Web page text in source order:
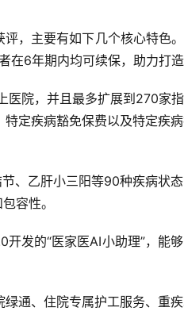
，主要有如下几个核心特色
6年期内均可续保，助力打造
医院，并且最多扩展到270家
定疾病豁免保费以及特定疾
、乙肝小三阳等90种疾病状
容性。
发的“医家医AI小助理”，能
通、住院专属护工服务、重